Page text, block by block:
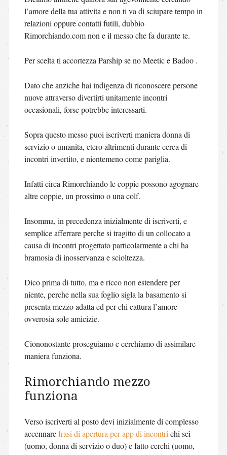
l’amore della tua attivita e non ti va di sciupare tempo in
relazioni oppure contatti futili, dubbio
Rimorchiando.com non e il messo che fa durante te.
Per scelta ti accortezza Parship se no Meetic e Badoo .
Dato che anziche hai indigenza di riconoscere persone
nuove attraverso divertirti unitamente incontri
occasionali, forse potrebbe interessarti.
Sopra questo messo puoi iscriverti maniera donna di
servizio o umanita, etero altrimenti durante cerca di
incontri invertito, e nientemeno come pariglia.
Infatti circa Rimorchiando le coppie possono agognare
altre coppie, un prossimo o una colf.
Insomma, in precedenza inizialmente di iscriverti, e
semplice afferrare perche si tragitto di un collocato a
causa di incontri progettato particolarmente a chi ha
bramosia di inosservanza e scioltezza.
Dico prima di tutto, ma e ricco non estendere per
niente, perche nella sua foglio sigla la basamento si
presenta mezzo adatta ed per chi cattura l’amore
ovverosia sole amicizie.
Ciononostante proseguiamo e cerchiamo di assimilare
maniera funziona.
Rimorchiando mezzo
funziona
Verso iscriverti al posto devi inizialmente di complesso
accennarefrasi di apertura per app di incontri chi sei
(uomo, donna di servizio o duo) e fatto cerchi (uomo,